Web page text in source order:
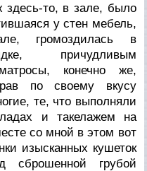
то, в зале, было
у стен мебель,
громоздилась в
причудливым
конечно же,
по своему вкусу
те, что выполняли
и такелажем на
со мной в этом вот
изысканных кушеток
сброшенной грубой